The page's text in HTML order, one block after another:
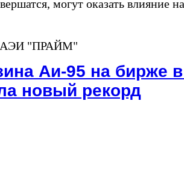
могут оказать влияние
"ПРАЙМ"
Аи-95 на бирже
новый рекорд